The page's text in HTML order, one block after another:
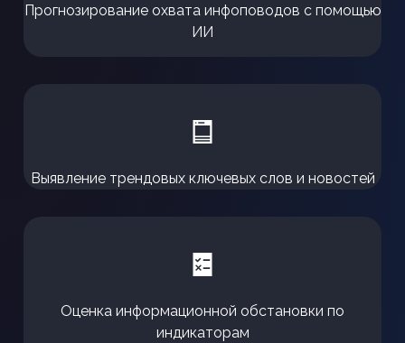
Прогнозирование охвата инфоповодов с помощью
ИИ
Выявление трендовых ключевых слов и новостей
Оценка информационной обстановки по
индикаторам